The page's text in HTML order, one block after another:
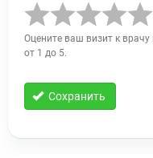
Оцените ваш визит к
от 1 до 5.
Сохранить